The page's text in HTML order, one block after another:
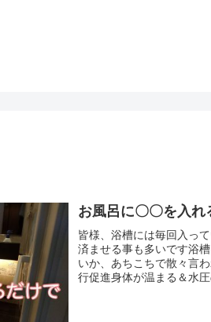
お風呂に〇〇を入
皆様、浴槽には毎回入っ
済ませる事も多いです浴
いか、あちこちで散々言
行促進身体が温まる＆水